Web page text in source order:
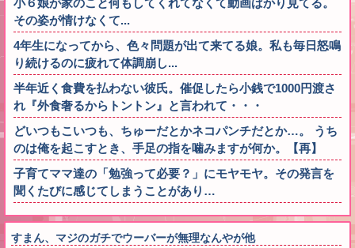
小６娘が家のこと何もしてくれてなくて動画ばかり見てる。
その姿が情けなくて...
4年生になってから、色々問題が出て来てる娘。私も毎日怒鳴
り続けるのに疲れて体調崩し...
半年近く食費を払わない彼氏。催促したら小銭で1000円渡さ
れ『外食奢るからトントン』と言われて・・・
どいつもこいつも、ちゅーだとかネコパンチだとか…。 うち
のは俺を起こすとき、手足の指を噛みますが何か。【再】
子育てママ達の「勉強って必要？」にモヤモヤ。その発言を
聞くたびに感じてしまうことがあり…
すまん、マジのガチでウーバーが無理なんやが他